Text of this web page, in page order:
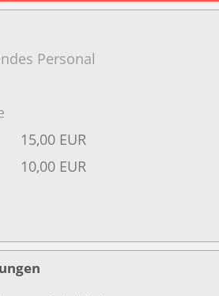
Personal
15,00 EUR
10,00 EUR